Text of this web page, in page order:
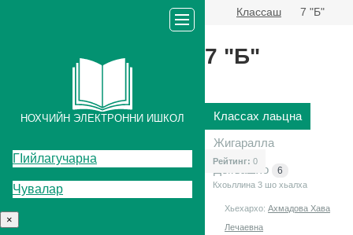
Классаш 7 "Б"
НОХЧИЙН ЭЛЕКТРОННИ ИШКОЛ
ГIийлагучарна
Чувалар
×
7 "Б"
Классах лаьцна
Жигаралла
Декъашхо
6
Рейтинг: 0
Кхоьллина 3 шо хьалха
Хьехархо: Ахмадова Хава
Лечаевна